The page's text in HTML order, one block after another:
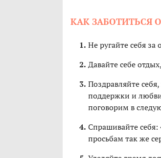
КАК ЗАБОТИТЬСЯ
Не ругайте себя
Давайте себе
Поздравляйте
поддержки и
поговорим в
Спрашивайте себя:
просьбам так же